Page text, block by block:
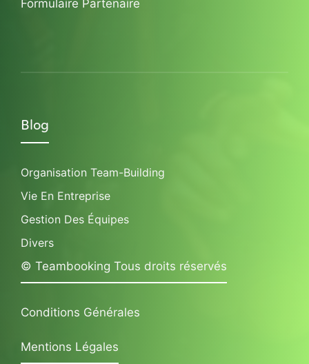
Formulaire Partenaire
Blog
Organisation Team-Building
Vie En Entreprise
Gestion Des Équipes
Divers
© Teambooking Tous droits réservés
Conditions Générales
Mentions Légales